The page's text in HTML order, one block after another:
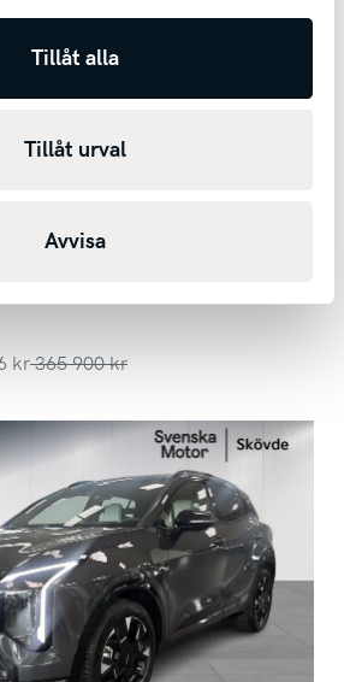
Tillåt alla
Tillåt urval
Avvisa
3 795:-/mån/1000mil/år ink
kr 365 900kr